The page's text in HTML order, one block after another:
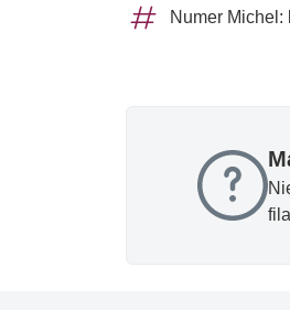
Numer Michel: